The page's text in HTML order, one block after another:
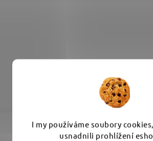
I my používáme soubory
usnadnili prohlížení